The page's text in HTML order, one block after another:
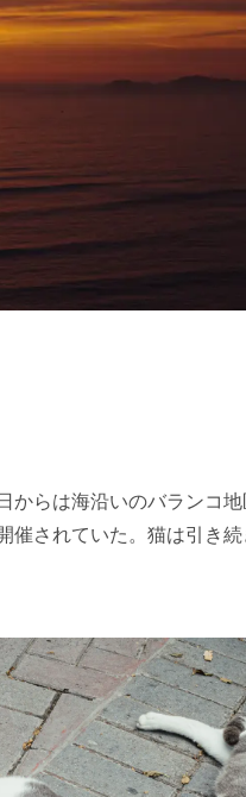
からは海沿いのバランコ
催されていた。猫は引き続